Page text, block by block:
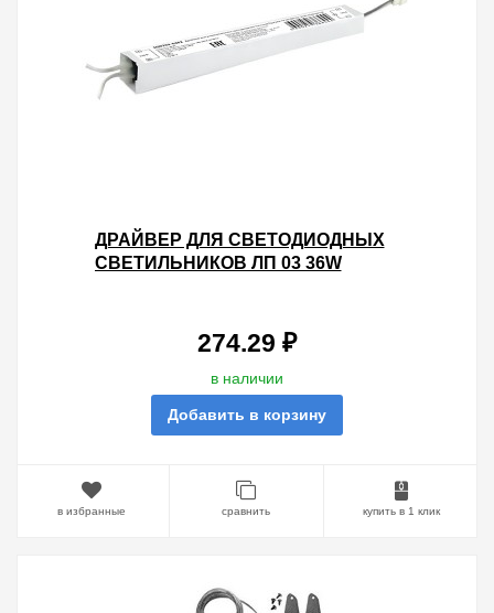
ДРАЙВЕР ДЛЯ СВЕТОДИОДНЫХ
СВЕТИЛЬНИКОВ ЛП 03 36W
274.29 ₽
в наличии
Добавить в корзину
в избранные сравнить купить в 1 клик